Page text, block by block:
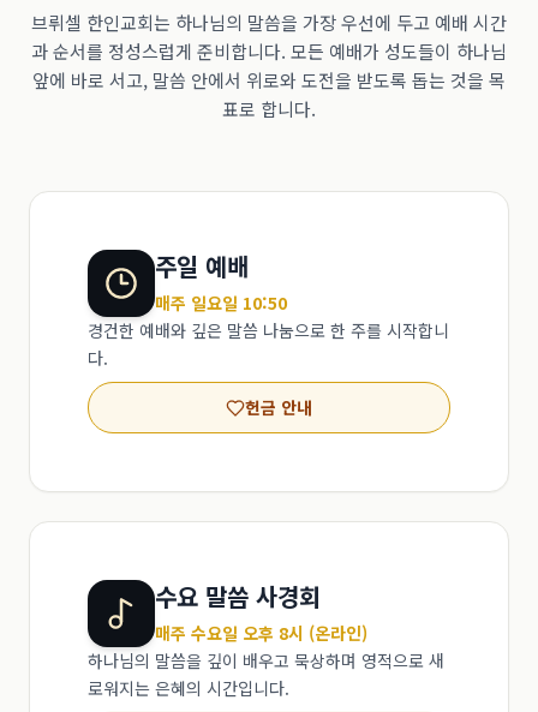
브뤼셀 한인교회는 하나님의 말씀을 가장 우선에 두고 예배 시간
과 순서를 정성스럽게 준비합니다. 모든 예배가 성도들이 하나님
앞에 바로 서고, 말씀 안에서 위로와 도전을 받도록 돕는 것을 목
표로 합니다.
주일 예배
매주 일요일 10:50
경건한 예배와 깊은 말씀 나눔으로 한 주를 시작합니
다.
헌금 안내
수요 말씀 사경회
매주 수요일 오후 8시 (온라인)
하나님의 말씀을 깊이 배우고 묵상하며 영적으로 새
로워지는 은혜의 시간입니다.